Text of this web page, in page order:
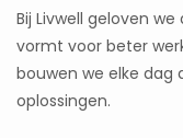
Bij Livwell geloven
vormt voor beter
bouwen we elke dag
oplossingen.